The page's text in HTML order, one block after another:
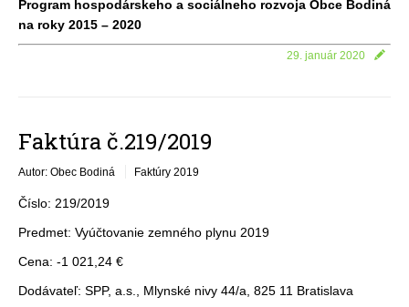
Program hospodárskeho a sociálneho rozvoja Obce Bodiná
na roky 2015 – 2020
29. január 2020
Faktúra č.219/2019
Autor: Obec Bodiná Faktúry 2019
Číslo: 219/2019
Predmet: Vyúčtovanie zemného plynu 2019
Cena: -1 021,24 €
Dodávateľ: SPP, a.s., Mlynské nivy 44/a, 825 11 Bratislava